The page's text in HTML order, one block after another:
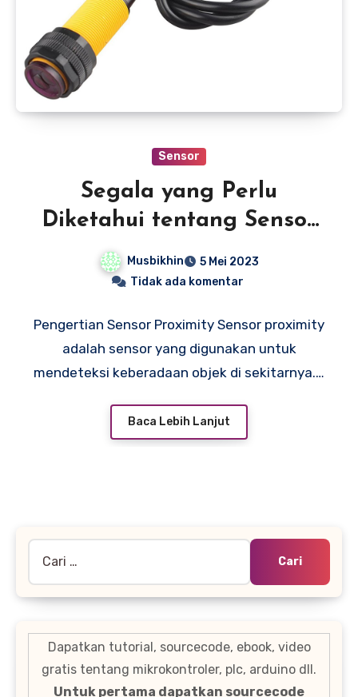
Sensor
Segala yang Perlu
Diketahui tentang Sensor
Proximity: Jenis, Aplikasi,
dan Faktor yang Harus
Musbikhin
5 Mei 2023
Tidak ada komentar
Pengertian Sensor Proximity Sensor proximity
adalah sensor yang digunakan untuk
mendeteksi keberadaan objek di sekitarnya.…
Baca Lebih Lanjut
Dapatkan tutorial, sourcecode, ebook, video
gratis tentang mikrokontroler, plc, arduino dll.
Untuk pertama dapatkan sourcecode